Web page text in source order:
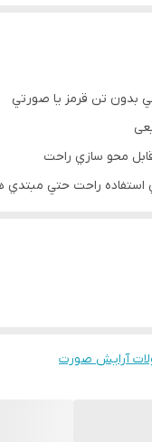
بدون تن قرمز يا صورتي
محو سازي راحت
استفاده راحت حتي مبتدي
نمودن بینی های پهن در
آرایش صورت